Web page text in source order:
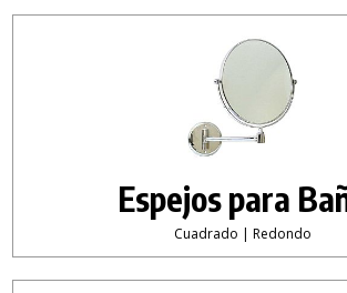
Espejos para
Cuadrado | Redondo